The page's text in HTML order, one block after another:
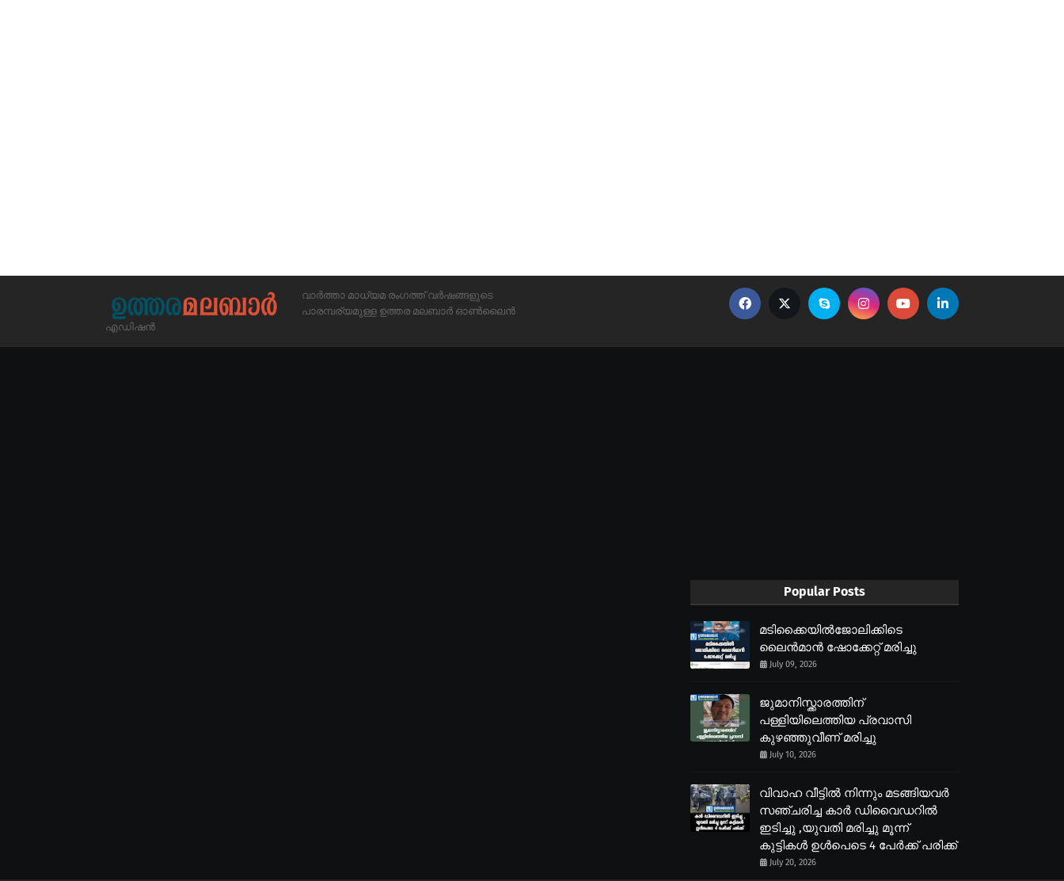
വാർത്താ മാധ്യമ രംഗത്ത് വർഷങ്ങളുടെ
പാരമ്പര്യമുള്ള ഉത്തര മലബാർ ഓൺലൈൻ
എഡിഷൻ
Popular Posts
മടിക്കൈയിൽജോലിക്കിടെ
ലൈൻമാൻ ഷോക്കേറ്റ് മരിച്ചു
July 09, 2026
ജുമാനിസ്ക്കാരത്തിന്
പള്ളിയിലെത്തിയ പ്രവാസി
കുഴഞ്ഞുവീണ് മരിച്ചു
July 10, 2026
വിവാഹ വീട്ടിൽ നിന്നും മടങ്ങിയവർ
സഞ്ചരിച്ച കാർ ഡിവൈഡറിൽ
ഇടിച്ചു ,യുവതി മരിച്ചു മൂന്ന്
കുട്ടികൾ ഉൾപെടെ 4 പേർക്ക് പരിക്ക്
July 20, 2026